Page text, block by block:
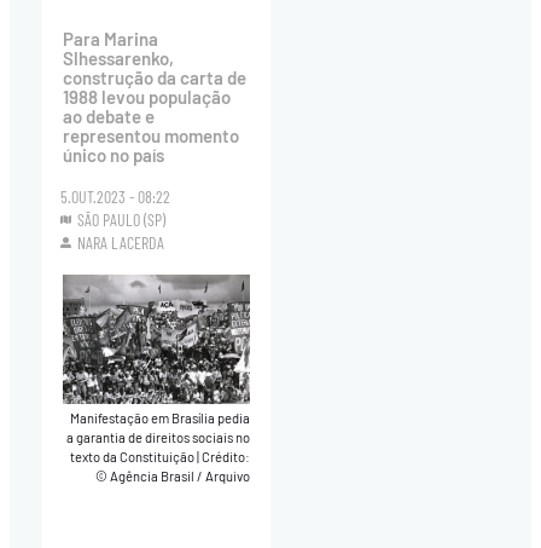
Para Marina
Slhessarenko,
construção da carta de
1988 levou população
ao debate e
representou momento
único no país
5.OUT.2023 - 08:22
SÃO PAULO (SP)
NARA LACERDA
Manifestação em Brasília pedia
a garantia de direitos sociais no
texto da Constituição|Crédito:
© Agência Brasil / Arquivo